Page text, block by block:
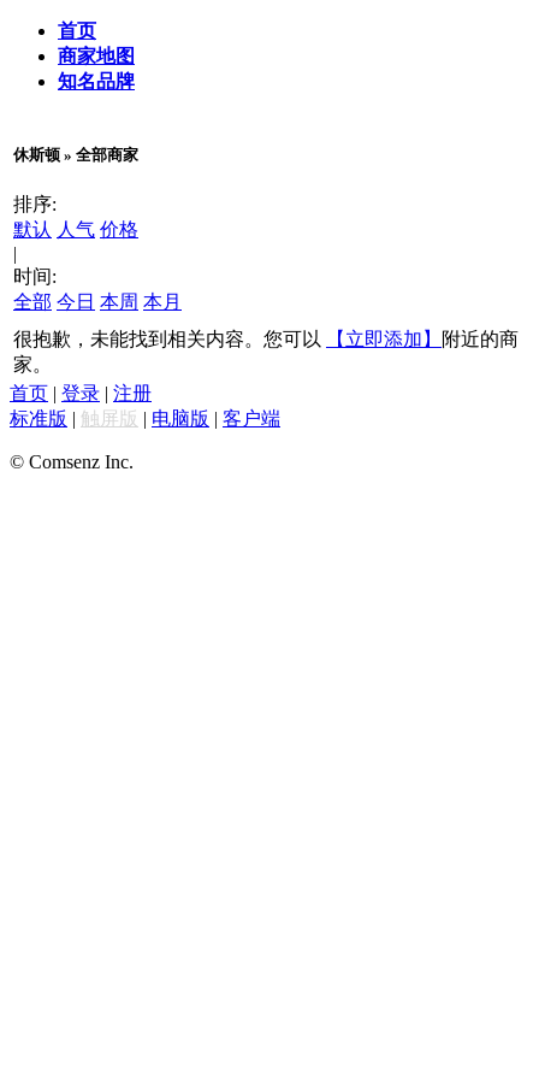
首页
商家地图
知名品牌
休斯顿 » 全部商家
排序:
默认 人气 价格
|
时间:
全部 今日 本周 本月
很抱歉，未能找到相关内容。您可以
【立即添加】
附近的商
家。
首页 | 登录 | 注册
标准版 | 触屏版 | 电脑版 | 客户端
© Comsenz Inc.